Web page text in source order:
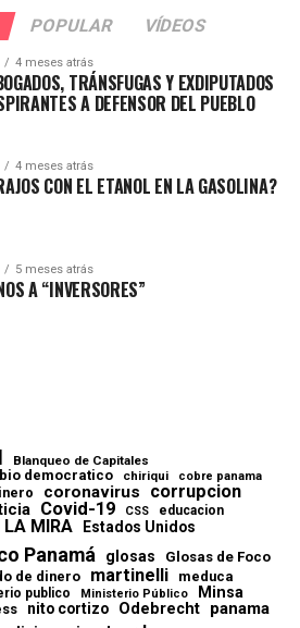
POPULAR VÍDEOS
4 meses atrás
TRÁNSFUGAS Y EXDIPUTADOS
A DEFENSOR DEL PUEBLO
4 meses atrás
CON EL ETANOL EN LA GASOLINA?
5 meses atrás
A “INVERSORES”
Blanqueo de Capitales
democratico chiriqui cobre panama
coronavirus corrupcion
Covid-19 CSS educacion
LA MIRA Estados Unidos
Panamá glosas Glosas de Foco
de dinero martinelli meduca
publico Ministerio Público Minsa
nito cortizo Odebrecht panama